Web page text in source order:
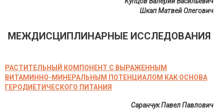
Шкап Матвей Олегович
МЕЖДИСЦИПЛИНАРНЫЕ ИССЛЕДОВАНИЯ
РАСТИТЕЛЬНЫЙ КОМПОНЕНТ С ВЫРАЖЕННЫМ
ВИТАМИННО-МИНЕРАЛЬНЫМ ПОТЕНЦИАЛОМ КАК ОСНОВА
ГЕРОДИЕТИЧЕСКОГО ПИТАНИЯ
Саранчук Павел Павлович